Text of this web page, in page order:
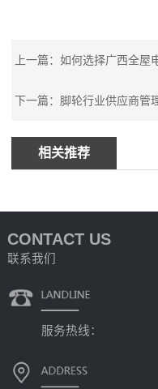
上一篇：如何选择广西全
下一篇：脚轮行业供应商管
相关推荐
CONTACT US
联系我们
服务热线：